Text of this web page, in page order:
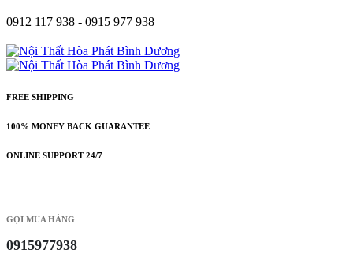
0912 117 938 - 0915 977 938
FREE SHIPPING
100% MONEY BACK GUARANTEE
ONLINE SUPPORT 24/7
GỌI MUA HÀNG
0915977938